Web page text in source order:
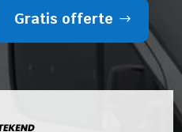
Gratis offerte